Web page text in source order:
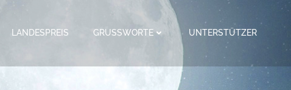
LANDESPREIS GRUSSWORTE UNTERSTÜTZER